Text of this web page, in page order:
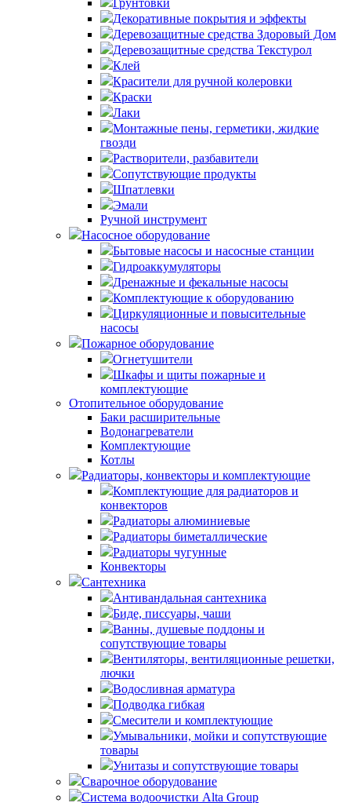
Грунтовки
Декоративные покрытия и эффекты
Деревозащитные средства Здоровый Дом
Деревозащитные средства Текстурол
Клей
Красители для ручной колеровки
Краски
Лаки
Монтажные пены, герметики, жидкие
гвозди
Растворители, разбавители
Сопутствующие продукты
Шпатлевки
Эмали
Ручной инструмент
Насосное оборудование
Бытовые насосы и насосные станции
Гидроаккумуляторы
Дренажные и фекальные насосы
Комплектующие к оборудованию
Циркуляционные и повысительные
насосы
Пожарное оборудование
Огнетушители
Шкафы и щиты пожарные и
комплектующие
Отопительное оборудование
Баки расширительные
Водонагреватели
Комплектующие
Котлы
Радиаторы, конвекторы и комплектующие
Комплектующие для радиаторов и
конвекторов
Радиаторы алюминиевые
Радиаторы биметаллические
Радиаторы чугунные
Конвекторы
Сантехника
Антивандальная сантехника
Биде, писсуары, чаши
Ванны, душевые поддоны и
сопутствующие товары
Вентиляторы, вентиляционные решетки,
лючки
Водосливная арматура
Подводка гибкая
Смесители и комплектующие
Умывальники, мойки и сопутствующие
товары
Унитазы и сопутствующие товары
Сварочное оборудование
Система водоочистки Alta Group